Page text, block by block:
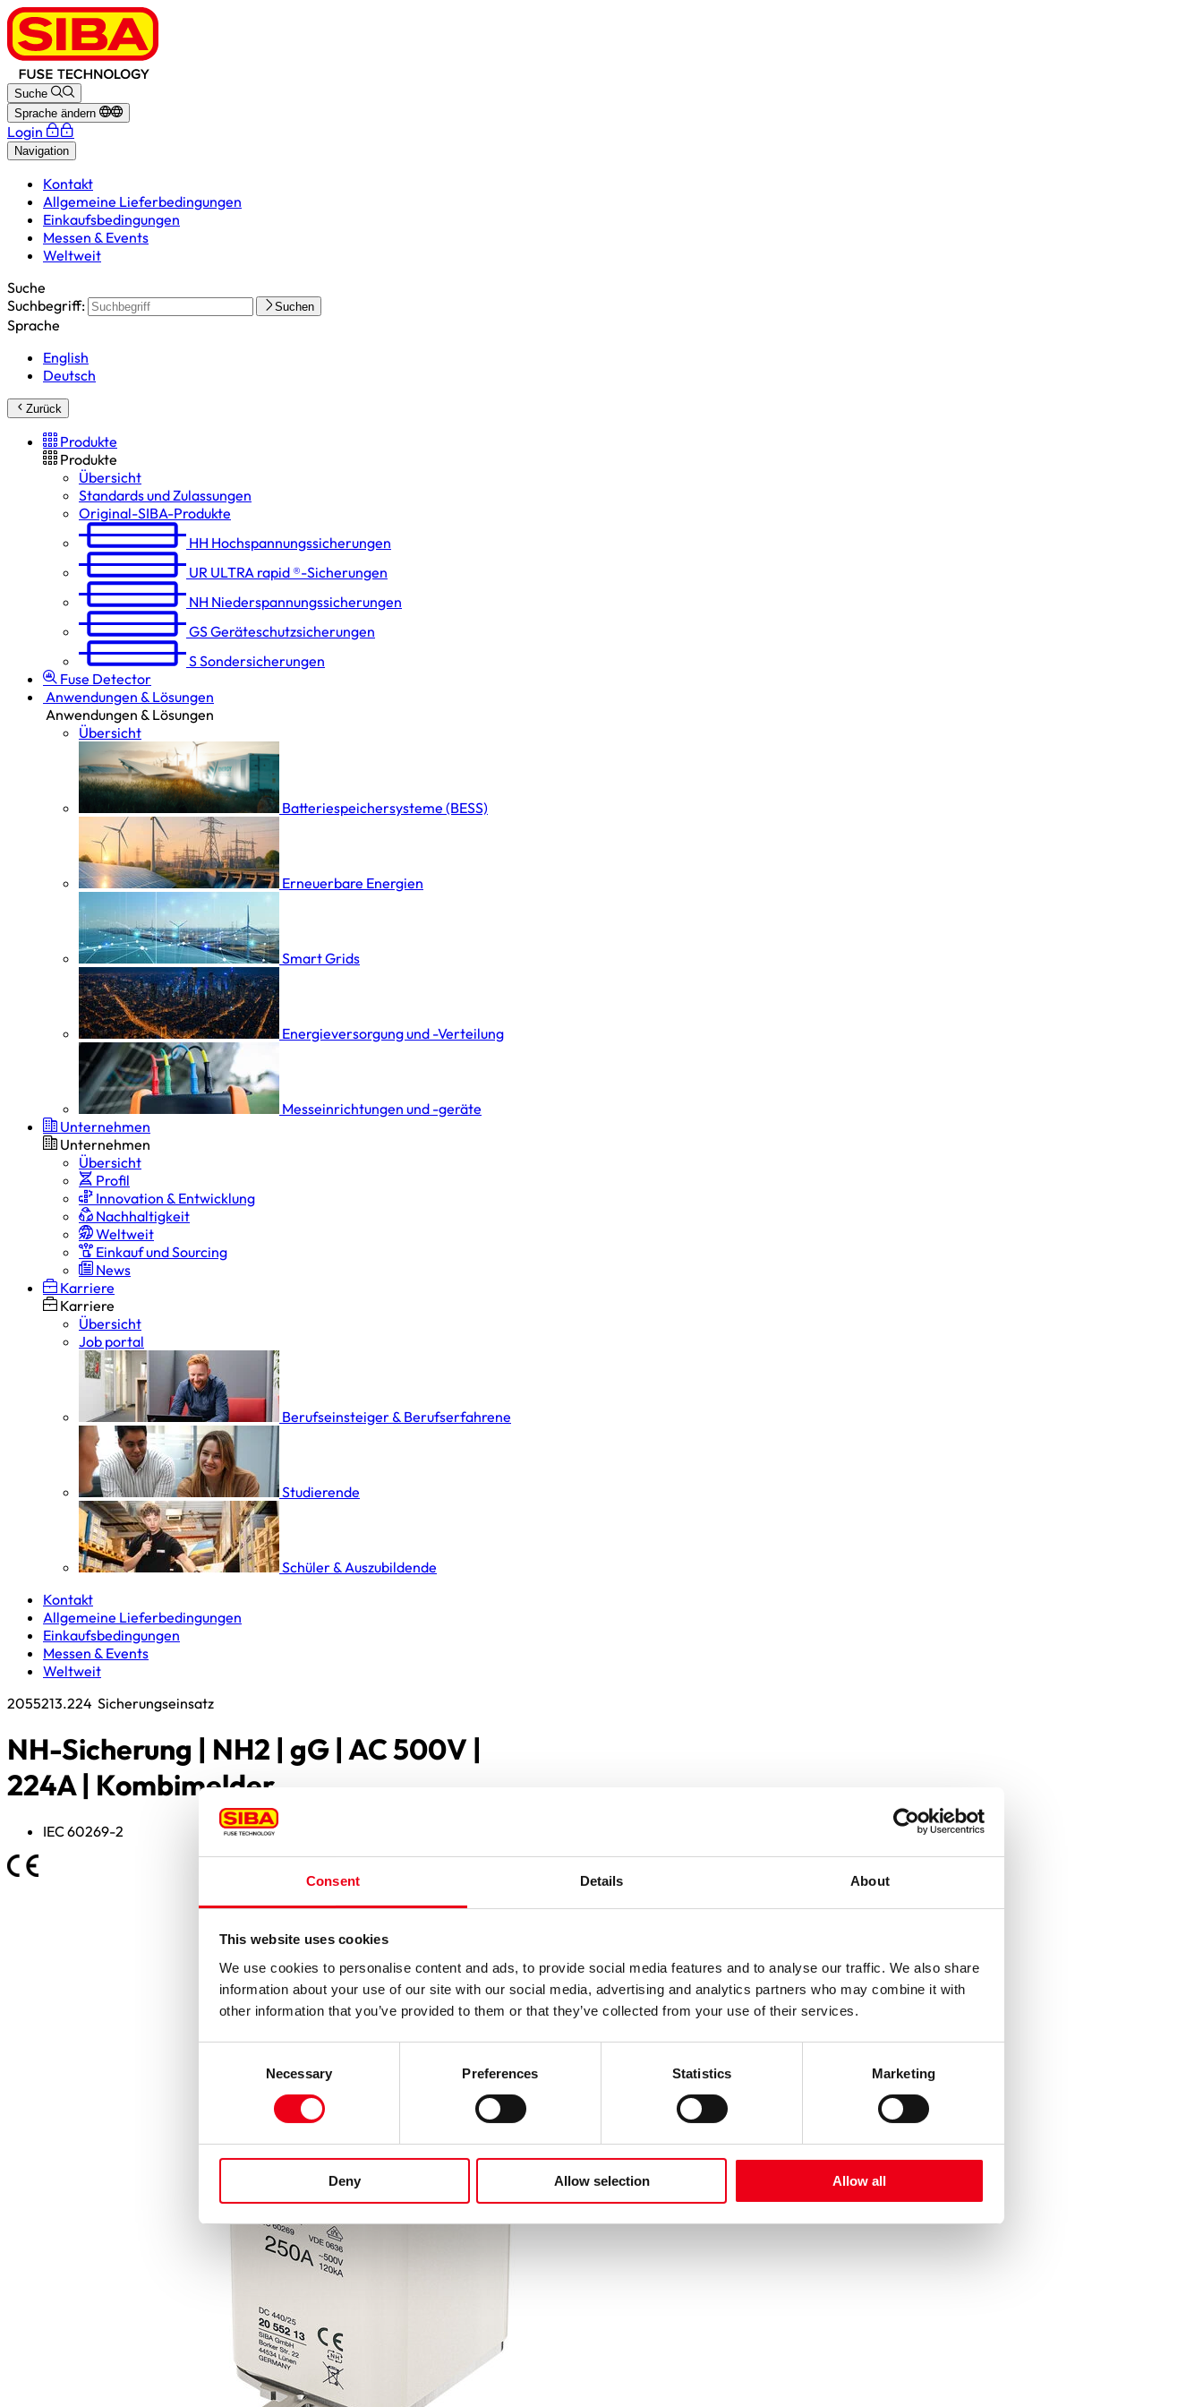
Consent Details About
This website uses cookies
We use cookies to personalise content and ads, to provide social media features and to analyse our traffic. We also share
information about your use of our site with our social media, advertising and analytics partners who may combine it with
other information that you’ve provided to them or that they’ve collected from your use of their services.
Necessary Preferences Statistics Marketing
Deny Allow selection Allow all
Suche
Sprache ändern
Login
Navigation
Kontakt
Allgemeine Lieferbedingungen
Einkaufsbedingungen
Messen & Events
Weltweit
Suche
Suchbegriff:
Suchen
Sprache
English
Deutsch
Zurück
Produkte
Produkte
Übersicht
Standards und Zulassungen
Original-SIBA-Produkte
HH Hochspannungs­sicherungen
UR ULTRA rapid ®-Sicherungen
NH Niederspannungs­sicherungen
GSGeräteschutz­sicherungen
SSondersicherungen
Fuse Detector
Anwendungen & Lösungen
Anwendungen & Lösungen
Übersicht
Batterie­speicher­systeme (BESS)
Erneuerbare Energien
Smart Grids
Energieversorgung und -Verteilung
Messeinrichtungen und -geräte
Unternehmen
Unternehmen
Übersicht
Profil
Innovation & Entwicklung
Nachhaltigkeit
Weltweit
Einkauf und Sourcing
News
Karriere
Karriere
Übersicht
Job portal
Berufseinsteiger & Berufserfahrene
Studierende
Schüler & Auszubildende
Kontakt
Allgemeine Lieferbedingungen
Einkaufsbedingungen
Messen & Events
Weltweit
2055213.224 Sicherungseinsatz
NH-Sicherung | NH2 | gG | AC 500V |
224A | Kombimelder
IEC 60269-2